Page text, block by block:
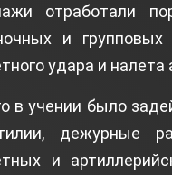
отработали
и
удара и
в учении было
дежурные
и